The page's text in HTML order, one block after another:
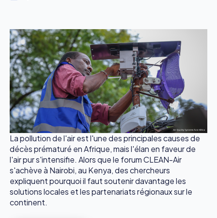
La pollution de l'air est l'une des principales causes de
décès prématuré en Afrique, mais l'élan en faveur de
l'air pur s'intensifie. Alors que le forum CLEAN-Air
s'achève à Nairobi, au Kenya, des chercheurs
expliquent pourquoi il faut soutenir davantage les
solutions locales et les partenariats régionaux sur le
continent.